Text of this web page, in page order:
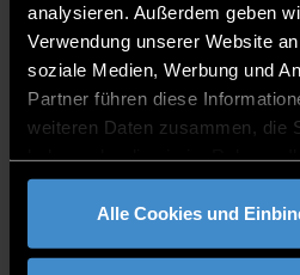
analysieren. Außerdem geben
Verwendung unserer Website
soziale Medien, Werbung und
Partner führen diese
weiteren Daten zusammen, die
gesammelt haben.
Alle Cookies und
CONSULTING TIME
Drop me a mail.